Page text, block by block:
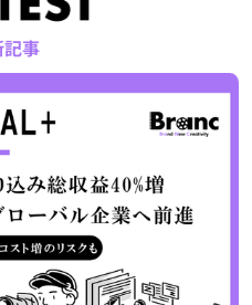
事